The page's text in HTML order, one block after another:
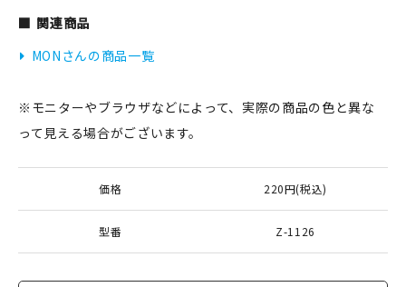
マイアカウント
カートを見る
お買い物ガイド
よくある質問
関連商品
MONさんの商品一覧
※モニターやブラウザなどによって、実際の商品の色と異な
って見える場合がございます。
価格 220円(税込)
型番 Z-1126